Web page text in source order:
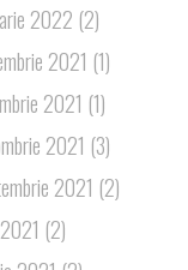
2022 (2)
2021 (1)
2021 (1)
2021 (3)
2021 (2)
(2)